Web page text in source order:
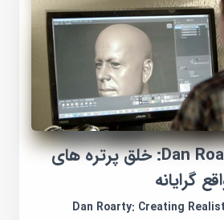
آموزش Dan Roarty: خلق پرتره های
Dan Roarty: Creating